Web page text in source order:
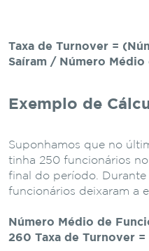
Taxa de Turnover =
Saíram / Número
Exemplo de
Suponhamos que no
tinha 250 funcionários
final do período. Durante
funcionários deixaram a
Número Médio de
260 Taxa de Turnover